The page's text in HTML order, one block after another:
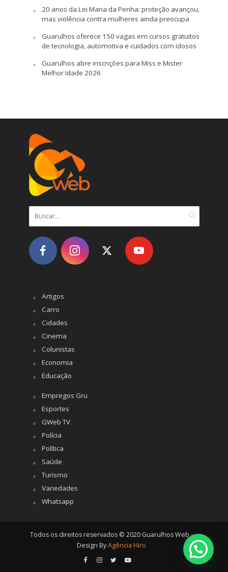
20 anos da Lei Maria da Penha: proteção avançou,
mas violência contra mulheres ainda preocupa
Guarulhos oferece 150 vagas em cursos gratuitos
de tecnologia, automotiva e cuidados com idosos
Guarulhos abre inscrições para Miss e Mister
Melhor Idade 2026
Artigos
Carro
Cidades
Cinema
Colunistas
Economia
Educação
Empregos Gru
Esportes
GWeb TV
Polícia
Política
Saúde
Turismo
Variedades
Whatsapp
Todos os direitos reservados © 2020 Guarulhos Web -
Design ByAgência Hiro